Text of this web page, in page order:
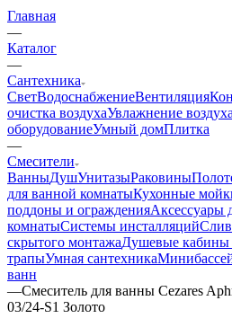
Главная
—
Каталог
—
Сантехника
СветВодоснабжениеВентиляция
очистка воздухаУвлажнение воздуха
оборудованиеУмный домПлитка
—
Смесители
ВанныДушУнитазыРаковины
для ванной комнатыКухонные
поддоны и огражденияАксессуары
комнатыСистемы инсталляций
скрытого монтажаДушевые кабины
трапыУмная сантехника
ванн
—Смеситель для ванны Cezares
03/24-S1 Золото